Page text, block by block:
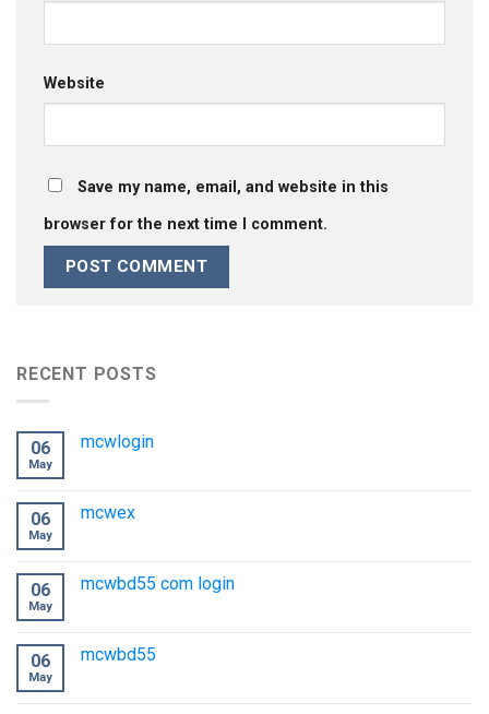
Website
Save my name, email, and website in this
browser for the next time I comment.
RECENT POSTS
06
May
mcwlogin
06
May
mcwex
06
May
mcwbd55 com login
06
May
mcwbd55